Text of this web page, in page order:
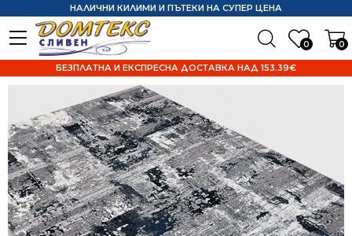
0 0
НАЛИЧНИ КИЛИМИ И ПЪТЕКИ НА СУПЕР ЦЕНА
БЕЗПЛАТНА И ЕКСПРЕСНА ДОСТАВКА НАД 153.39€